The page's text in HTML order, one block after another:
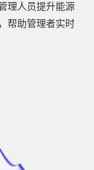
理人员提升能源
帮助管理者实时